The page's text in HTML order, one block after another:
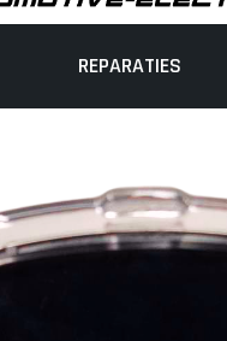
REPARATIES